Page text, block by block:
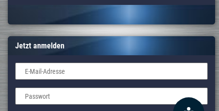
Jetzt anmelden
E-Mail-Adresse
Passwort